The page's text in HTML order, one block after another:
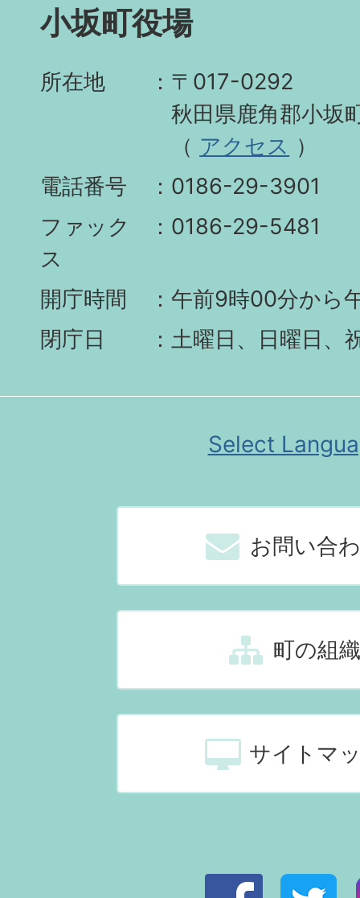
小坂町役場
所在地
〒017-0292
秋田県鹿角郡小坂
（ アクセス ）
電話番号
0186-29-3901
ファック
ス
0186-29-5481
開庁時間
午前9時00分から
閉庁日
土曜日、日曜日、
Select
お問い合
町の組織
サイトマ